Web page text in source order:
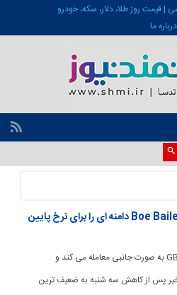
| قیمت روز طلا، دلار، سکه، خودرو
درباره ما
GBP/JPY در حالی که Boe Bailey دامنه ای را برای نرخ پایین
[ad_1] GBP/JPY به صورت جانبی معامله می کند و
پس از کاهش سه شنبه به ضعیف ترین